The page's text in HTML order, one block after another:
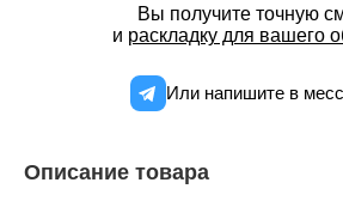
Вы получите точную
и раскладку для вашего
Или напишите в
Описание товара